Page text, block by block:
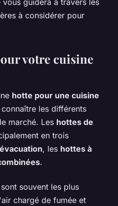
guidera à travers les
à considérer pour
votre cuisine
hotte pour une cuisine
les différents
marché. Les hottes de
en trois
, les hottes à
.
sont souvent les plus
chargé de fumée et